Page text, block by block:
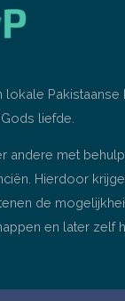
lokale Pakistaanse
liefde.
andere met
Hierdoor
de
en later zelf